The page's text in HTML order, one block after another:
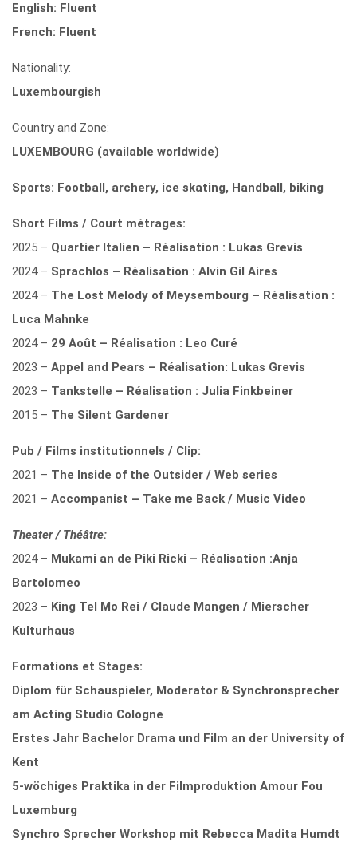
English: Fluent
French: Fluent
Nationality:
Luxembourgish
Country and Zone:
LUXEMBOURG (available worldwide)
Sports: Football, archery, ice skating, Handball, biking
Short Films / Court métrages:
2025 – Quartier Italien – Réalisation : Lukas Grevis
2024 – Sprachlos – Réalisation : Alvin Gil Aires
2024 – The Lost Melody of Meysembourg – Réalisation :
Luca Mahnke
2024 – 29 Août – Réalisation : Leo Curé
2023 – Appel and Pears – Réalisation: Lukas Grevis
2023 – Tankstelle – Réalisation : Julia Finkbeiner
2015 – The Silent Gardener
Pub / Films institutionnels / Clip:
2021 – The Inside of the Outsider / Web series
2021 – Accompanist – Take me Back / Music Video
Theater / Théâtre:
2024 – Mukami an de Piki Ricki – Réalisation :Anja
Bartolomeo
2023 – King Tel Mo Rei / Claude Mangen / Mierscher
Kulturhaus
Formations et Stages:
Diplom für Schauspieler, Moderator & Synchronsprecher
am Acting Studio Cologne
Erstes Jahr Bachelor Drama und Film an der University of
Kent
5-wöchiges Praktika in der Filmproduktion Amour Fou
Luxemburg
Synchro Sprecher Workshop mit Rebecca Madita Humdt